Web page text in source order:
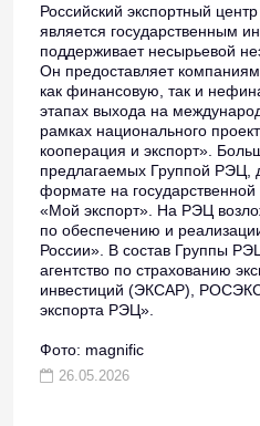
Российский экспортный
является государственным
поддерживает несырьевой
Он предоставляет
как финансовую, так и
этапах выхода на
рамках национального
кооперация и экспорт».
предлагаемых Группой РЭЦ,
формате на
«Мой экспорт». На РЭЦ
по обеспечению и
России». В состав Группы
агентство по страхованию
инвестиций (ЭКСАР),
экспорта РЭЦ».
Фото: magnific
26.05.2026